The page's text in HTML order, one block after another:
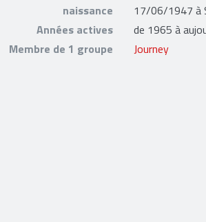
naissance
17/06/1947 à
Années actives
de 1965 à
Membre de 1 groupe
Journey